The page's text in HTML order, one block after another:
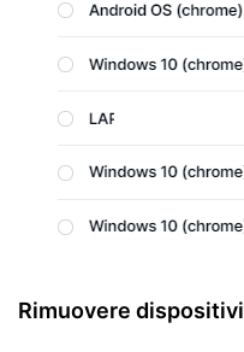
Rimuovere dispositivi